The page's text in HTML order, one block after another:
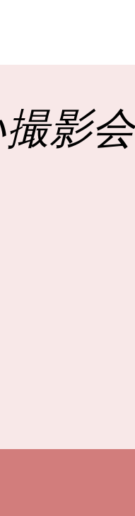
影会